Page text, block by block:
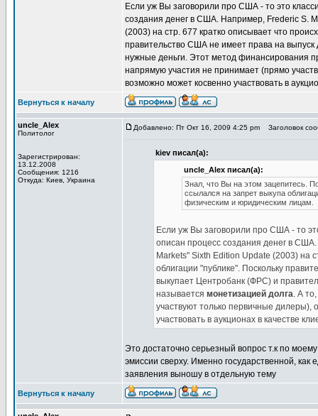
Если уж Вы заговорили про США - то это
создания денег в США. Например, Frederic S.
(2003) на стр. 677 кратко описывает что
правительство США не имеет права на выпуск
нужные деньги. Этот метод финансирования
напрямую участия не принимает (прямо
возможно может косвенно участвовать в
Вернуться к началу
uncle_Alex
Политолог
Зарегистрирован:
13.12.2008
Сообщения: 1216
Откуда: Киев, Украина
Добавлено: Пт Окт 16, 2009 4:25 pm Заголовок
kiev писал(а):
uncle_Alex писал(а):
Знал, что Вы на этом зацепитесь.
ссылался на запрет выкупа
физическим и юридическим лицам.
Если уж Вы заговорили про США - то
описан процесс создания денег в
Markets" Sixth Edition Update (2003) на
облигации "публике". Поскольку
выкупает Центробанк (ФРС) и
называется монетизацией долга. А
участвуют только первичные дилеры),
участвовать в аукционах в качестве
Это достаточно серьезный вопрос т.к по
эмиссии сверху. Именно государственной, как
заявления выношу в отдельную тему
Вернуться к началу